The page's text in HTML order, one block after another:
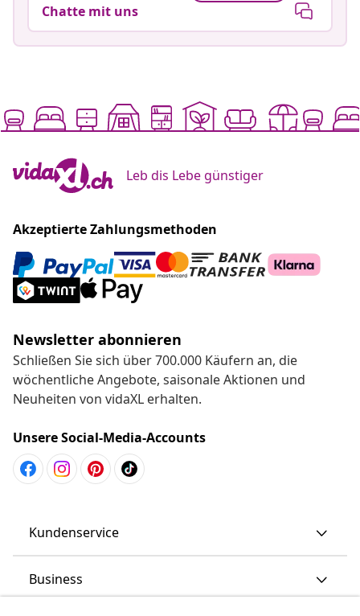
Chatte mit uns
Leb dis Lebe günstiger
Akzeptierte Zahlungsmethoden
Newsletter abonnieren
Schließen Sie sich über 700.000 Käufern an, die
wöchentliche Angebote, saisonale Aktionen und
Neuheiten von vidaXL erhalten.
Unsere Social-Media-Accounts
Kundenservice
Business